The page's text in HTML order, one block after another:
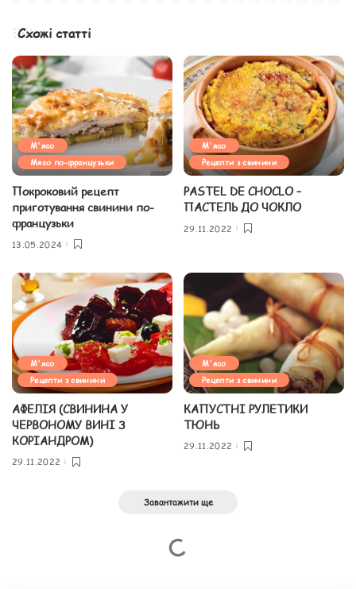
Схожі статті
М'ясо
Мясо по-французьки
Покроковий рецепт
приготування свинини по-
французьки
13.05.2024
М'ясо
Рецепти з свинини
PASTEL DE CHOCLO –
ПАСТЕЛЬ ДО ЧОКЛО
29.11.2022
М'ясо
Рецепти з свинини
АФЕЛІЯ (СВИНИНА У
ЧЕРВОНОМУ ВИНІ З
КОРІАНДРОМ)
29.11.2022
М'ясо
Рецепти з свинини
КАПУСТНІ РУЛЕТИКИ
ТЮНЬ
29.11.2022
Завантажити ще